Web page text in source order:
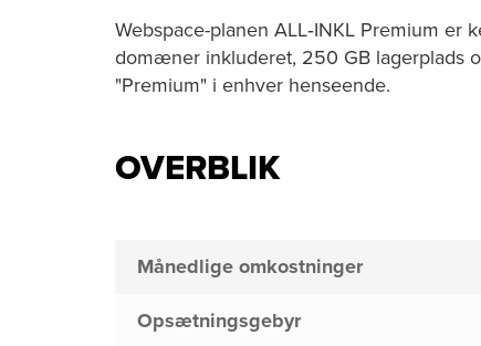
Webspace-planen ALL‑INKL Premium er
domæner inkluderet, 250 GB lagerplads
"Premium" i enhver henseende.
OVERBLIK
Månedlige omkostninger
Opsætningsgebyr